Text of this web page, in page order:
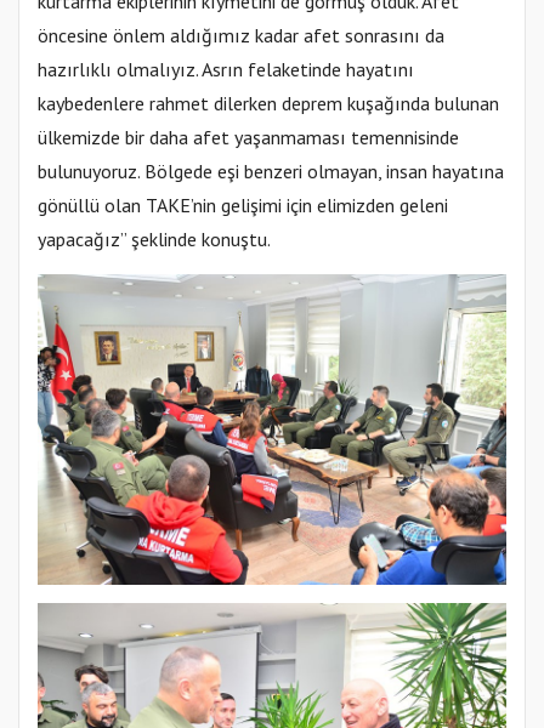
öncesine önlem aldığımız kadar afet sonrasını da
hazırlıklı olmalıyız. Asrın felaketinde hayatını
kaybedenlere rahmet dilerken deprem kuşağında bulunan
ülkemizde bir daha afet yaşanmaması temennisinde
bulunuyoruz. Bölgede eşi benzeri olmayan, insan hayatına
gönüllü olan TAKE’nin gelişimi için elimizden geleni
yapacağız” şeklinde konuştu.